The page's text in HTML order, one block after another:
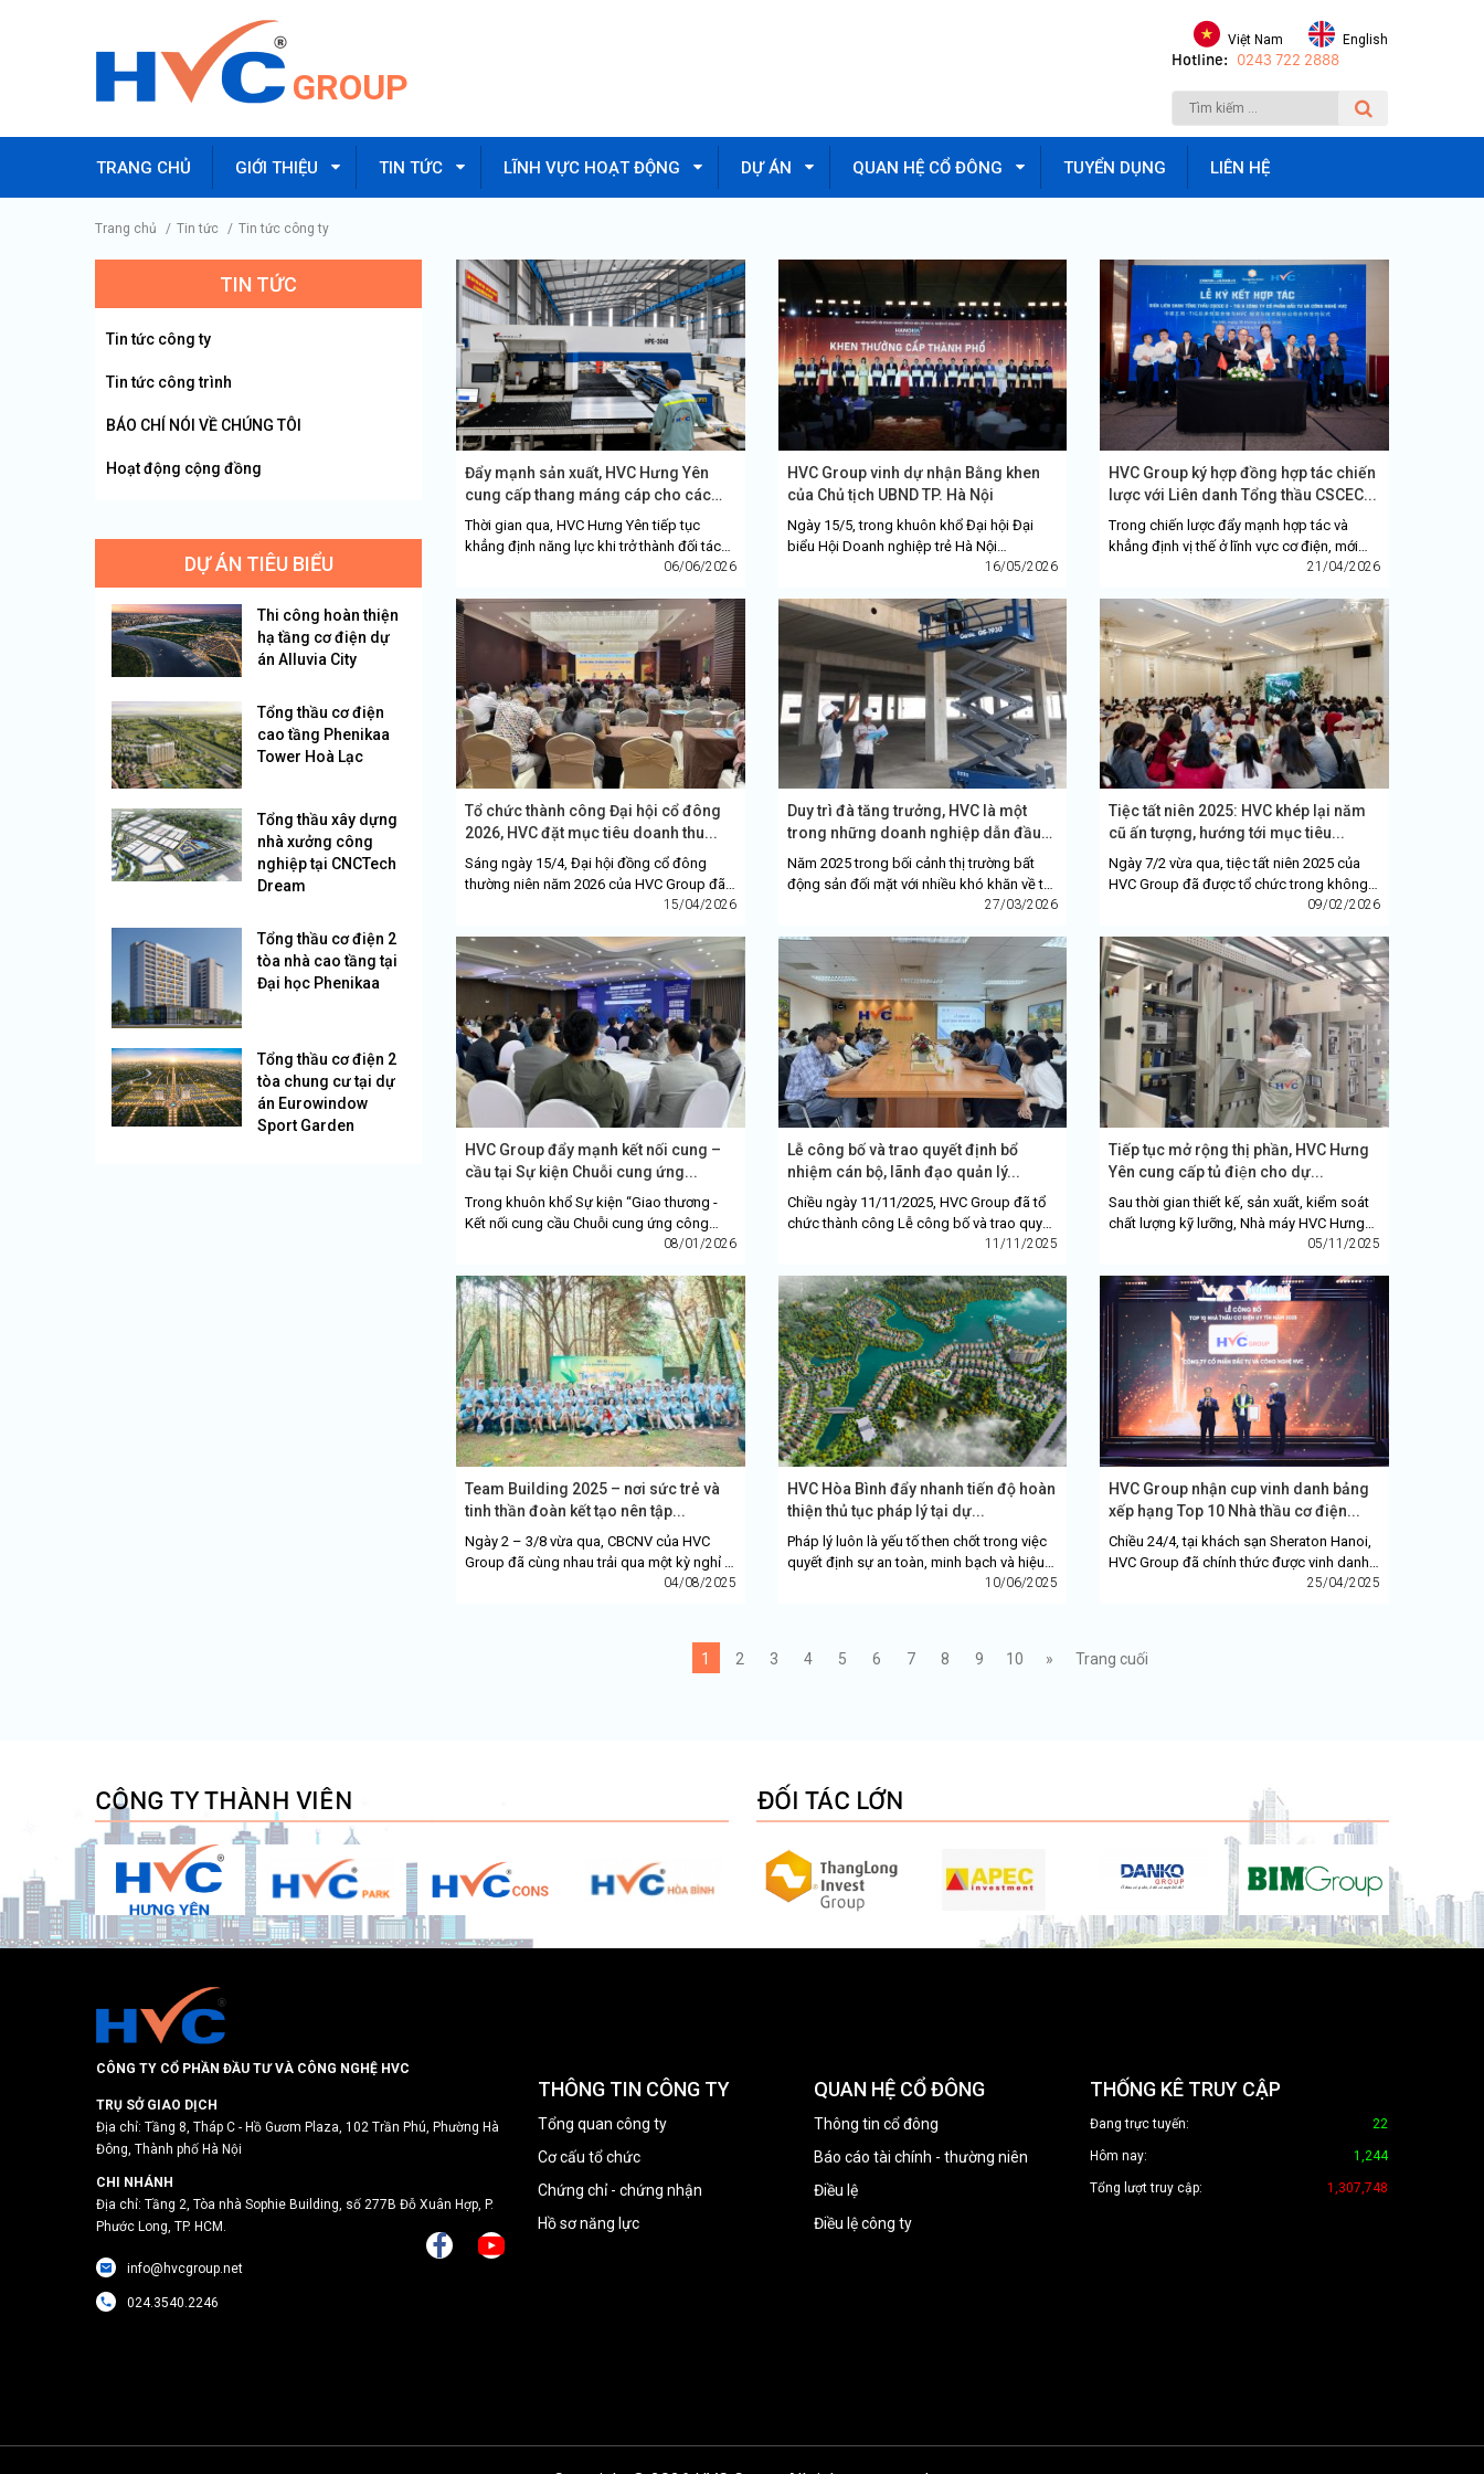
GROUP
Việt Nam English
Hotline: 0243 722 2888
TRANG CHỦ GIỚI THIỆU TIN TỨC LĨNH VỰC HOẠT ĐỘNG DỰ ÁN QUAN HỆ CỔ ĐÔNG TUYỂN DỤNG LIÊN HỆ
Trang chủ / Tin tức / Tin tức công ty
Đẩy mạnh sản xuất, HVC Hưng Yên
cung cấp thang máng cáp cho các
nhà...
Thời gian qua, HVC Hưng Yên tiếp tục
khẳng định năng lực khi trở thành đối tác
cung cấp thang máng cáp cho hàng loạt
06/06/2026
HVC Group vinh dự nhận Bằng khen
của Chủ tịch UBND TP. Hà Nội
Ngày 15/5, trong khuôn khổ Đại hội Đại
biểu Hội Doanh nghiệp trẻ Hà Nội
(HANOIBA) khóa IX, nhiệm kỳ 2026 – 2031,
16/05/2026
HVC Group ký hợp đồng hợp tác chiến
lược với Liên danh Tổng thầu CSCEC...
Trong chiến lược đẩy mạnh hợp tác và
khẳng định vị thế ở lĩnh vực cơ điện, mới
đây, HVC Group đã tham dự chương trình
21/04/2026
Tổ chức thành công Đại hội cổ đông
2026, HVC đặt mục tiêu doanh thu...
Sáng ngày 15/4, Đại hội đồng cổ đông
thường niên năm 2026 của HVC Group đã
diễn ra thành công tốt đẹp với nhiều nội
15/04/2026
Duy trì đà tăng trưởng, HVC là một
trong những doanh nghiệp dẫn đầu
lĩnh...
Năm 2025 trong bối cảnh thị trường bất
động sản đối mặt với nhiều khó khăn về tài
chính, HVC Group vẫn kiên với định mục
27/03/2026
Tiệc tất niên 2025: HVC khép lại năm
cũ ấn tượng, hướng tới mục tiêu...
Ngày 7/2 vừa qua, tiệc tất niên 2025 của
HVC Group đã được tổ chức trong không
khí trang trọng, ấm áp và gắn kết tại Trung
09/02/2026
HVC Group đẩy mạnh kết nối cung –
cầu tại Sự kiện Chuỗi cung ứng...
Trong khuôn khổ Sự kiện “Giao thương -
Kết nối cung cầu Chuỗi cung ứng công
nghiệp 2026” diễn ra tại Bắc Ninh, HVC
08/01/2026
Lễ công bố và trao quyết định bổ
nhiệm cán bộ, lãnh đạo quản lý...
Chiều ngày 11/11/2025, HVC Group đã tổ
chức thành công Lễ công bố và trao quyết
định bổ nhiệm cán bộ đối với 3 vị trí quan
11/11/2025
Tiếp tục mở rộng thị phần, HVC Hưng
Yên cung cấp tủ điện cho dự...
Sau thời gian thiết kế, sản xuất, kiểm soát
chất lượng kỹ lưỡng, Nhà máy HVC Hưng
Yên (trực thuộc HVC Group) đã nhanh05/11/2025
Team Building 2025 – nơi sức trẻ và
tinh thần đoàn kết tạo nên tập...
Ngày 2 – 3/8 vừa qua, CBCNV của HVC
Group đã cùng nhau trải qua một kỳ nghỉ ý
nghĩa và vô cùng đáng nhớ tại Khu nghỉ
04/08/2025
HVC Hòa Bình đẩy nhanh tiến độ hoàn
thiện thủ tục pháp lý tại dự...
Pháp lý luôn là yếu tố then chốt trong việc
quyết định sự an toàn, minh bạch và hiệu
quả của một dự án bất động sản, nhất là
10/06/2025
HVC Group nhận cup vinh danh bảng
xếp hạng Top 10 Nhà thầu cơ điện...
Chiều 24/4, tại khách sạn Sheraton Hanoi,
HVC Group đã chính thức được vinh danh
trong Lễ công bố Top 10 & Top 5 Công ty
25/04/2025
1 2 3 4 5 6 7 8 9 10 » Trang cuối
TIN TỨC
Tin tức công ty
Tin tức công trình
BÁO CHÍ NÓI VỀ CHÚNG TÔI
Hoạt động cộng đồng
DỰ ÁN TIÊU BIỂU
Thi công hoàn thiện
hạ tầng cơ điện dự
án Alluvia City
Tổng thầu cơ điện
cao tầng Phenikaa
Tower Hoà Lạc
Tổng thầu xây dựng
nhà xưởng công
nghiệp tại CNCTech
Dream
Tổng thầu cơ điện 2
tòa nhà cao tầng tại
Đại học Phenikaa
Tổng thầu cơ điện 2
tòa chung cư tại dự
án Eurowindow
Sport Garden
CÔNG TY THÀNH VIÊN ĐỐI TÁC LỚN
CÔNG TY CỔ PHẦN ĐẦU TƯ VÀ CÔNG NGHỆ HVC
TRỤ SỞ GIAO DỊCH
Địa chỉ: Tầng 8, Tháp C - Hồ Gươm Plaza, 102 Trần Phú, Phường Hà
Đông, Thành phố Hà Nội
CHI NHÁNH
Địa chỉ: Tầng 2, Tòa nhà Sophie Building, số 277B Đỗ Xuân Hợp, P.
Phước Long, TP. HCM.
info@hvcgroup.net
024.3540.2246
THÔNG TIN CÔNG TY
Tổng quan công ty
Cơ cấu tổ chức
Chứng chỉ - chứng nhận
Hồ sơ năng lực
QUAN HỆ CỔ ĐÔNG
Thông tin cổ đông
Báo cáo tài chính - thường niên
Điều lệ
Điều lệ công ty
THỐNG KÊ TRUY CẬP
Đang trực tuyến: 22
Hôm nay: 1,244
Tổng lượt truy cập: 1,307,748